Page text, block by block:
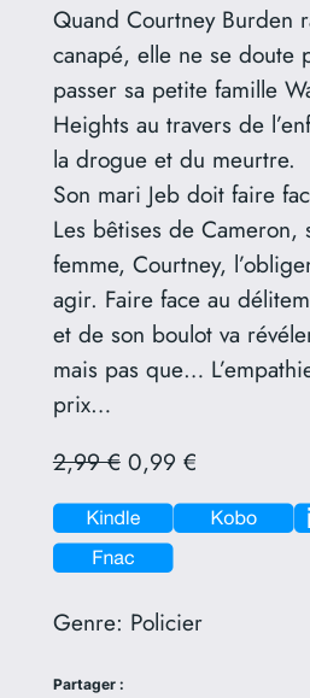
Quand Courtney Burden
canapé, elle ne se doute
passer sa petite famille
Heights au travers de
la drogue et du meurtre.
Son mari Jeb doit faire
Les bêtises de Cameron,
femme, Courtney,
agir. Faire face au
et de son boulot va
mais pas que…
prix…
2,99 €0,99 €
Genre: Policier
Partager :